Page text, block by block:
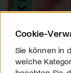
Cookie-
Sie können in
welche